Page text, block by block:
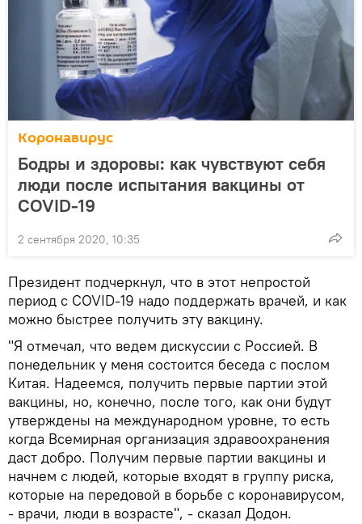
Коронавирус
Бодры и здоровы: как чувствуют себя
люди после испытания вакцины от
COVID-19
2 сентября 2020, 10:35
Президент подчеркнул, что в этот непростой
период с COVID-19 надо поддержать врачей, и как
можно быстрее получить эту вакцину.
"Я отмечал, что ведем дискуссии с Россией. В
понедельник у меня состоится беседа с послом
Китая. Надеемся, получить первые партии этой
вакцины, но, конечно, после того, как они будут
утверждены на международном уровне, то есть
когда Всемирная организация здравоохранения
даст добро. Получим первые партии вакцины и
начнем с людей, которые входят в группу риска,
которые на передовой в борьбе с коронавирусом,
- врачи, люди в возрасте", - сказал Додон.